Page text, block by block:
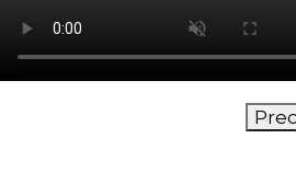
como os visitantes
cookies ajudam a fornecer
as métricas do número de
rejeição, origem do tráfego,